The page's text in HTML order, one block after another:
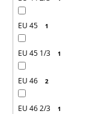
EU 45 1
EU 45 1/3 1
EU 46 2
EU 46 2/3 1